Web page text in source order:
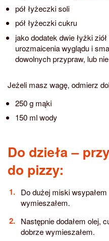
pół łyżeczki soli
pół łyżeczki cukru
jako dodatek dwie łyżki
urozmaicenia wyglądu i
dowolnych przypraw, lub
Jeżeli masz wagę, odmierz
250 g mąki
150 ml wody
Do dzieła –
do pizzy:
Do dużej miski
wymieszałem.
Następnie dodałem olej,
dobrze wymieszałem.